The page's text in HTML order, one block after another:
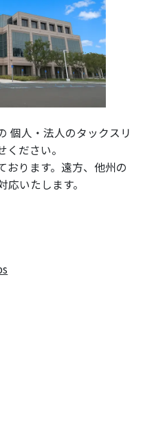
個人・法人のタックスリ
ださい。
おります。遠方、他州の
いたします。